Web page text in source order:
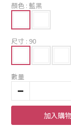
顏色 : 藍黑
尺寸 : 90
數量
加入購